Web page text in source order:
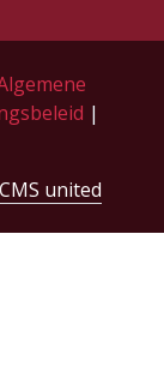
|
CMS united